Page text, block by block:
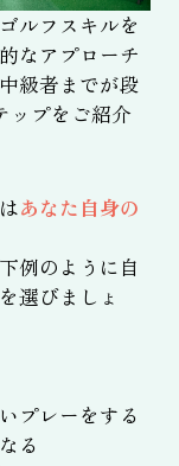
ルフスキルを
なアプローチ
級者までが段
ップをご紹介
あなた自身の
例のように自
選びましょ
プレーをする
る